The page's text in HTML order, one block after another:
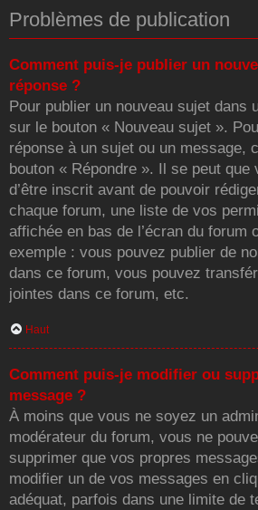
Problèmes de publication
Comment puis-je publier un
réponse ?
Pour publier un nouveau sujet dans
sur le bouton « Nouveau sujet ».
réponse à un sujet ou un message,
bouton « Répondre ». Il se peut que
d’être inscrit avant de pouvoir
chaque forum, une liste de vos
affichée en bas de l’écran du forum
exemple : vous pouvez publier de
dans ce forum, vous pouvez
jointes dans ce forum, etc.
Haut
Comment puis-je modifier ou
message ?
À moins que vous ne soyez un
modérateur du forum, vous ne
supprimer que vos propres
modifier un de vos messages en
adéquat, parfois dans une limite de